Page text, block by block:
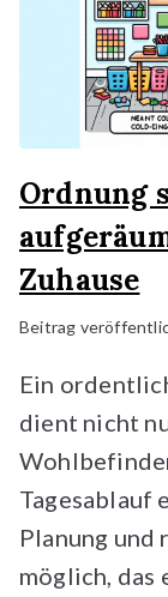
Ordnung
Zuhause
Beitrag
Ein
dient nicht
Tagesablauf
Planung und
möglich, das